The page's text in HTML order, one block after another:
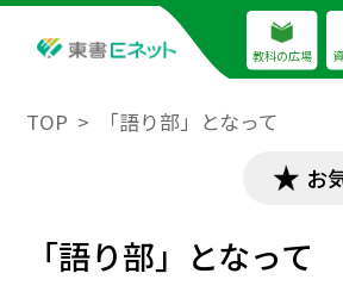
教科の広場
TOP 「語り部」となって
お
「語り部」となって